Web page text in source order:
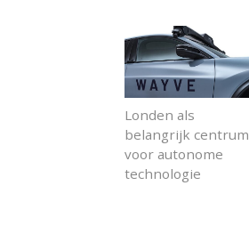
Londen als
belangrijk centrum
voor autonome
technologie